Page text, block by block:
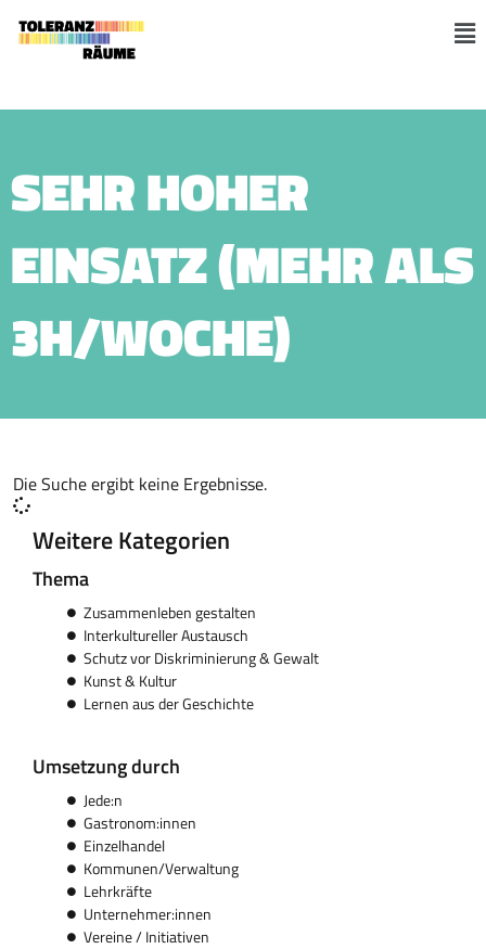
content
SEHR HOHER
EINSATZ (MEHR ALS
3H/WOCHE)
Die Suche ergibt keine Ergebnisse.
Weitere Kategorien
Thema
Zusammenleben gestalten
Interkultureller Austausch
Schutz vor Diskriminierung & Gewalt
Kunst & Kultur
Lernen aus der Geschichte
Umsetzung durch
Jede:n
Gastronom:innen
Einzelhandel
Kommunen/Verwaltung
Lehrkräfte
Unternehmer:innen
Vereine / Initiativen